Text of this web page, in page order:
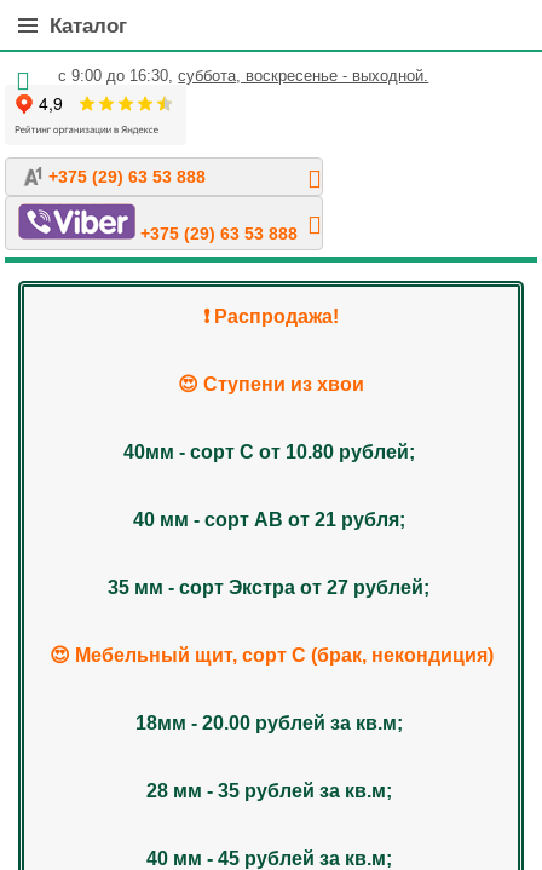
Каталог
с 9:00 до 16:30,суббота, воскресенье - выходной.
+375 (29) 63 53 888
+375 (29) 63 53 888
❗️ Распродажа!
😍 Ступени из хвои
40мм - сорт С от 10.80 рублей;
40 мм - сорт АВ от 21 рубля;
35 мм - сорт Экстра от 27 рублей;
😍 Мебельный щит, сорт С (брак, некондиция)
18мм - 20.00 рублей за кв.м;
28 мм - 35 рублей за кв.м;
40 мм - 45 рублей за кв.м;